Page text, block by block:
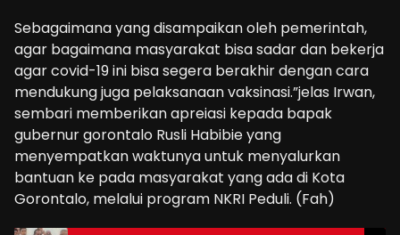
Sebagaimana yang disampaikan oleh pemerintah,
agar bagaimana masyarakat bisa sadar dan bekerja
agar covid-19 ini bisa segera berakhir dengan cara
mendukung juga pelaksanaan vaksinasi.”jelas Irwan,
sembari memberikan apreiasi kepada bapak
gubernur gorontalo Rusli Habibie yang
menyempatkan waktunya untuk menyalurkan
bantuan ke pada masyarakat yang ada di Kota
Gorontalo, melalui program NKRI Peduli. (Fah)